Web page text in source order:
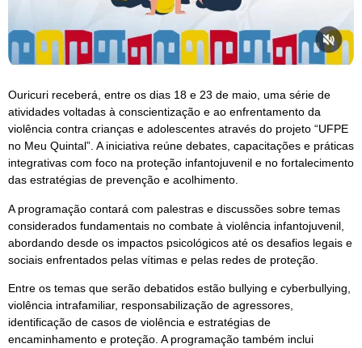
Ouricuri receberá, entre os dias 18 e 23 de maio, uma série de
atividades voltadas à conscientização e ao enfrentamento da
violência contra crianças e adolescentes através do projeto “UFPE
no Meu Quintal”. A iniciativa reúne debates, capacitações e práticas
integrativas com foco na proteção infantojuvenil e no fortalecimento
das estratégias de prevenção e acolhimento.
A programação contará com palestras e discussões sobre temas
considerados fundamentais no combate à violência infantojuvenil,
abordando desde os impactos psicológicos até os desafios legais e
sociais enfrentados pelas vítimas e pelas redes de proteção.
Entre os temas que serão debatidos estão bullying e cyberbullying,
violência intrafamiliar, responsabilização de agressores,
identificação de casos de violência e estratégias de
encaminhamento e proteção. A programação também inclui